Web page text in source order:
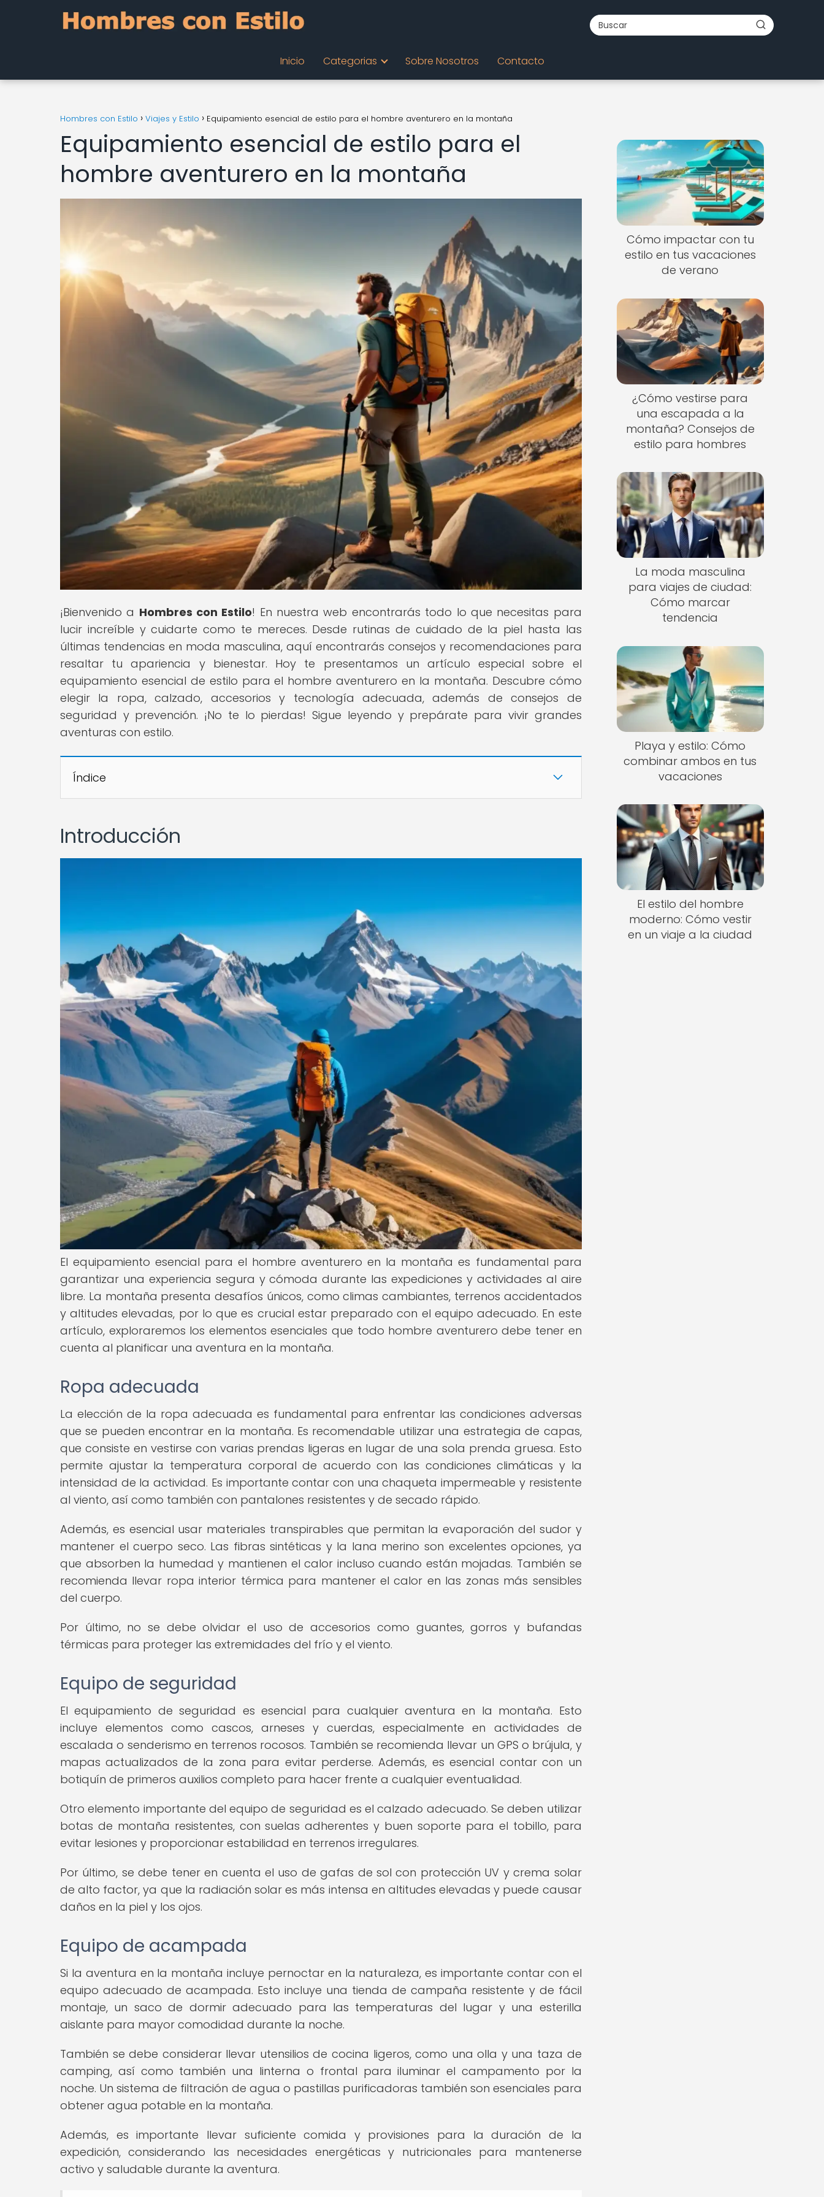
Inicio Categorias Sobre Nosotros Contacto
Hombres con Estilo Viajes y Estilo Equipamiento esencial de estilo para el hombre aventurero en la montaña
Equipamiento esencial de estilo para el
hombre aventurero en la montaña
¡Bienvenido a Hombres con Estilo! En nuestra web encontrarás todo lo que necesitas para
lucir increíble y cuidarte como te mereces. Desde rutinas de cuidado de la piel hasta las
últimas tendencias en moda masculina, aquí encontrarás consejos y recomendaciones para
resaltar tu apariencia y bienestar. Hoy te presentamos un artículo especial sobre el
equipamiento esencial de estilo para el hombre aventurero en la montaña. Descubre cómo
elegir la ropa, calzado, accesorios y tecnología adecuada, además de consejos de
seguridad y prevención. ¡No te lo pierdas! Sigue leyendo y prepárate para vivir grandes
aventuras con estilo.
Índice
Introducción
El equipamiento esencial para el hombre aventurero en la montaña es fundamental para
garantizar una experiencia segura y cómoda durante las expediciones y actividades al aire
libre. La montaña presenta desafíos únicos, como climas cambiantes, terrenos accidentados
y altitudes elevadas, por lo que es crucial estar preparado con el equipo adecuado. En este
artículo, exploraremos los elementos esenciales que todo hombre aventurero debe tener en
cuenta al planificar una aventura en la montaña.
Ropa adecuada
La elección de la ropa adecuada es fundamental para enfrentar las condiciones adversas
que se pueden encontrar en la montaña. Es recomendable utilizar una estrategia de capas,
que consiste en vestirse con varias prendas ligeras en lugar de una sola prenda gruesa. Esto
permite ajustar la temperatura corporal de acuerdo con las condiciones climáticas y la
intensidad de la actividad. Es importante contar con una chaqueta impermeable y resistente
al viento, así como también con pantalones resistentes y de secado rápido.
Además, es esencial usar materiales transpirables que permitan la evaporación del sudor y
mantener el cuerpo seco. Las fibras sintéticas y la lana merino son excelentes opciones, ya
que absorben la humedad y mantienen el calor incluso cuando están mojadas. También se
recomienda llevar ropa interior térmica para mantener el calor en las zonas más sensibles
del cuerpo.
Por último, no se debe olvidar el uso de accesorios como guantes, gorros y bufandas
térmicas para proteger las extremidades del frío y el viento.
Equipo de seguridad
El equipamiento de seguridad es esencial para cualquier aventura en la montaña. Esto
incluye elementos como cascos, arneses y cuerdas, especialmente en actividades de
escalada o senderismo en terrenos rocosos. También se recomienda llevar un GPS o brújula, y
mapas actualizados de la zona para evitar perderse. Además, es esencial contar con un
botiquín de primeros auxilios completo para hacer frente a cualquier eventualidad.
Otro elemento importante del equipo de seguridad es el calzado adecuado. Se deben utilizar
botas de montaña resistentes, con suelas adherentes y buen soporte para el tobillo, para
evitar lesiones y proporcionar estabilidad en terrenos irregulares.
Por último, se debe tener en cuenta el uso de gafas de sol con protección UV y crema solar
de alto factor, ya que la radiación solar es más intensa en altitudes elevadas y puede causar
daños en la piel y los ojos.
Equipo de acampada
Si la aventura en la montaña incluye pernoctar en la naturaleza, es importante contar con el
equipo adecuado de acampada. Esto incluye una tienda de campaña resistente y de fácil
montaje, un saco de dormir adecuado para las temperaturas del lugar y una esterilla
aislante para mayor comodidad durante la noche.
También se debe considerar llevar utensilios de cocina ligeros, como una olla y una taza de
camping, así como también una linterna o frontal para iluminar el campamento por la
noche. Un sistema de filtración de agua o pastillas purificadoras también son esenciales para
obtener agua potable en la montaña.
Además, es importante llevar suficiente comida y provisiones para la duración de la
expedición, considerando las necesidades energéticas y nutricionales para mantenerse
activo y saludable durante la aventura.
Cómo impactar con tu
estilo en tus vacaciones
de verano
¿Cómo vestirse para
una escapada a la
montaña? Consejos de
estilo para hombres
La moda masculina
para viajes de ciudad:
Cómo marcar
tendencia
Playa y estilo: Cómo
combinar ambos en tus
vacaciones
El estilo del hombre
moderno: Cómo vestir
en un viaje a la ciudad